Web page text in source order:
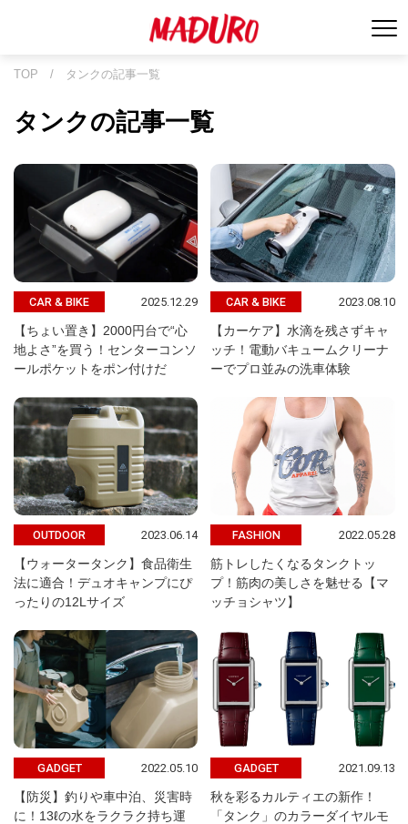
TOP / タンクの記事一覧
タンクの記事一覧
CAR & BIKE 2025.12.29
【ちょい置き】2000円台で“心
地よさ”を買う！センターコンソ
ールポケットをポン付けだ
CAR & BIKE 2023.08.10
【カーケア】水滴を残さずキャ
ッチ！電動バキュームクリーナ
ーでプロ並みの洗車体験
OUTDOOR 2023.06.14
【ウォータータンク】食品衛生
法に適合！デュオキャンプにぴ
ったりの12Lサイズ
FASHION 2022.05.28
筋トレしたくなるタンクトッ
プ！筋肉の美しさを魅せる【マ
ッチョシャツ】
GADGET 2022.05.10
【防災】釣りや車中泊、災害時
に！13ℓの水をラクラク持ち運
GADGET 2021.09.13
秋を彩るカルティエの新作！
「タンク」のカラーダイヤルモ